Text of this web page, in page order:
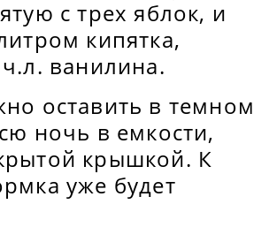
с трех яблок, и
кипятка,
ванилина.
оставить в темном
ночь в емкости,
крышкой. К
уже будет